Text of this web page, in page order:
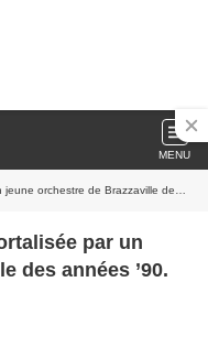
MENU
de Brazzaville des années ’90.
par un
des années ’90.